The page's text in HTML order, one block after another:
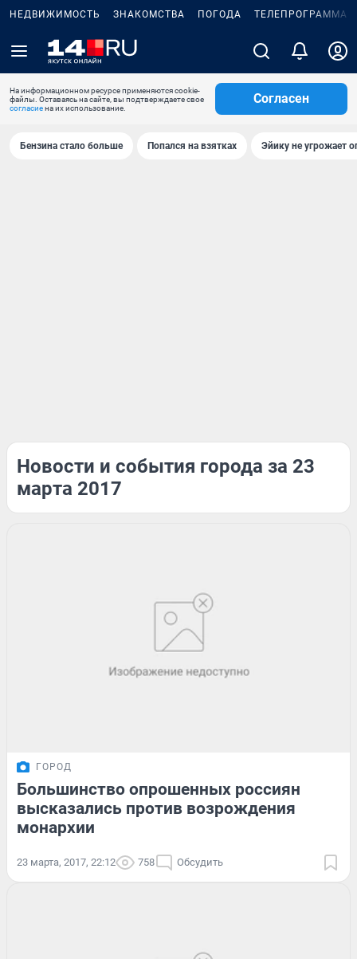
НЕДВИЖИМОСТЬ ЗНАКОМСТВА ПОГОДА ТЕЛЕПРОГРАММА
На информационном ресурсе применяются cookie-
файлы. Оставаясь на сайте, вы подтверждаете свое
согласиена их использование.
Согласен
Бензина стало больше Попался на взятках Эйику не угрожает
Новости и события города за 23
марта 2017
ГОРОД
Большинство опрошенных россиян
высказались против возрождения
монархии
23 марта, 2017, 22:12 758 Обсудить